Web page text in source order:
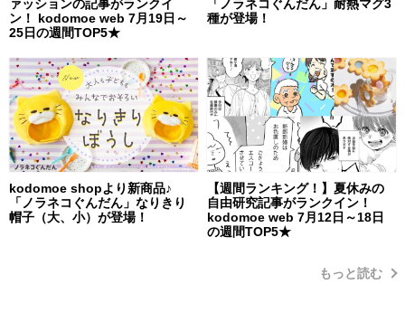
ァッションの記事がランクイ
ン！ kodomoe web 7月19日～
25日の週間TOP5★
「ノラネコぐんだん」耐熱マグ3
種が登場！
kodomoe shopより新商品♪
「ノラネコぐんだん」なりきり
帽子（大、小）が登場！
【週間ランキング！】夏休みの
自由研究記事がランクイン！
kodomoe web 7月12日～18日
の週間TOP5★
もっと読む